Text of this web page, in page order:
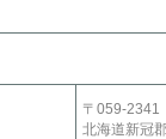
〒059-2341
北海道新冠